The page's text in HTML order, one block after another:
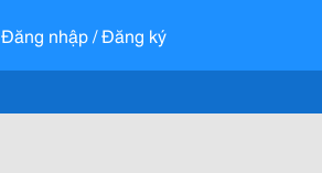
Đăng nhập / Đăng ký